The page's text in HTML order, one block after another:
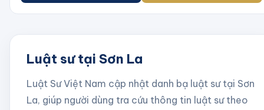
Luật sư tại Sơn La
Luật Sư Việt Nam cập nhật danh bạ luật sư tại Sơn
La, giúp người dùng tra cứu thông tin luật sư theo